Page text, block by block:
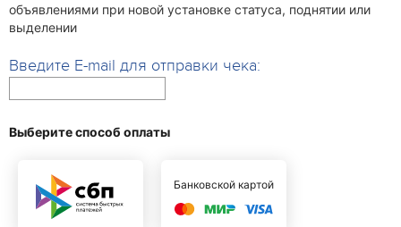
объявлениями при новой установке статуса, поднятии или
выделении
Введите E-mail для отправки чека:
Выберите способ оплаты
Банковской картой